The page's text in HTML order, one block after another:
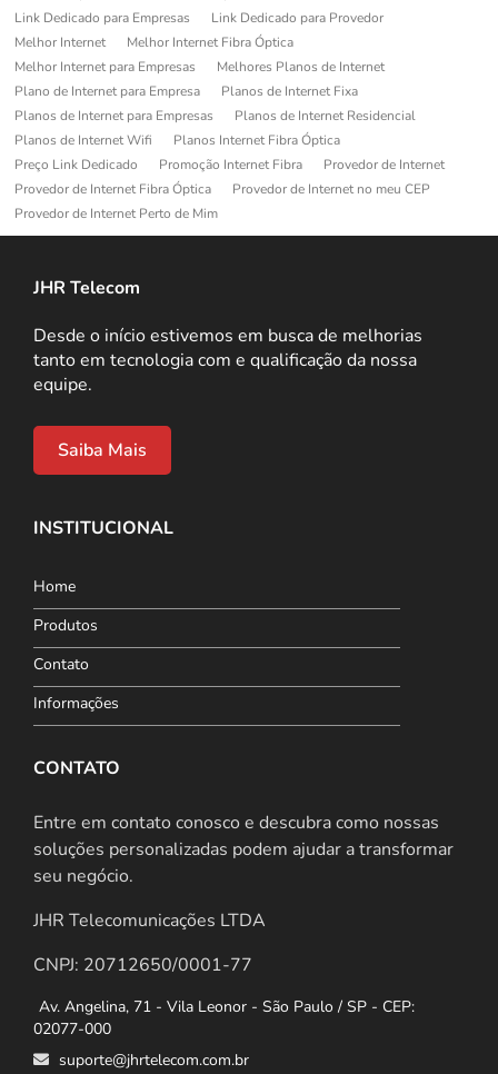
Link Dedicado para Empresas
Link Dedicado para Provedor
Melhor Internet
Melhor Internet Fibra Óptica
Melhor Internet para Empresas
Melhores Planos de Internet
Plano de Internet para Empresa
Planos de Internet Fixa
Planos de Internet para Empresas
Planos de Internet Residencial
Planos de Internet Wifi
Planos Internet Fibra Óptica
Preço Link Dedicado
Promoção Internet Fibra
Provedor de Internet
Provedor de Internet Fibra Óptica
Provedor de Internet no meu CEP
Provedor de Internet Perto de Mim
JHR Telecom
Desde o início estivemos em busca de melhorias
tanto em tecnologia com e qualificação da nossa
equipe.
Saiba Mais
INSTITUCIONAL
Home
Produtos
Contato
Informações
CONTATO
Entre em contato conosco e descubra como nossas
soluções personalizadas podem ajudar a transformar
seu negócio.
JHR Telecomunicações LTDA
CNPJ: 20712650/0001-77
Av. Angelina, 71 - Vila Leonor - São Paulo / SP - CEP:
02077-000
suporte@jhrtelecom.com.br